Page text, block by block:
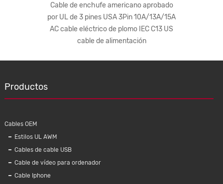
Cable de enchufe americano aprobado
por UL de 3 pines USA 3Pin 10A/13A/15A
AC cable eléctrico de plomo IEC C13 US
cable de alimentación
Productos
Cables OEM
Estilos UL AWM
Cables de cable USB
Cable de vídeo para ordenador
Cable Iphone